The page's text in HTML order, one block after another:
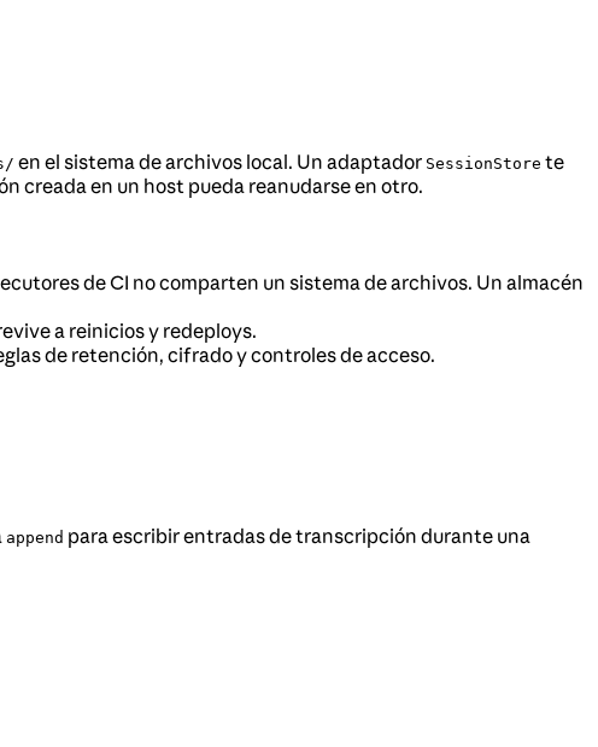
en el sistema de archivos local. Un adaptador SessionStore te
creada en un host pueda reanudarse en otro.
de CI no comparten un sistema de archivos. Un almacén
a reinicios y redeploys.
de retención, cifrado y controles de acceso.
append para escribir entradas de transcripción durante una